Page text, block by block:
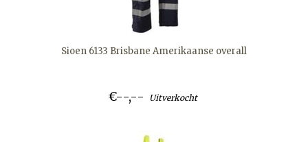
Sioen 6133 Brisbane Amerikaanse overall
€--,-- Uitverkocht